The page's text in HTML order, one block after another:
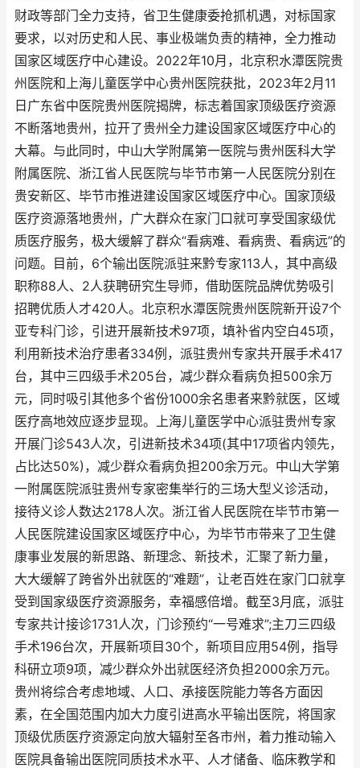
财政等部门全力支持，省卫生健康委抢抓机遇，对标国家
要求，以对历史和人民、事业极端负责的精神，全力推动
国家区域医疗中心建设。2022年10月，北京积水潭医院贵
州医院和上海儿童医学中心贵州医院获批，2023年2月11
日广东省中医院贵州医院揭牌，标志着国家顶级医疗资源
不断落地贵州，拉开了贵州全力建设国家区域医疗中心的
大幕。与此同时，中山大学附属第一医院与贵州医科大学
附属医院、浙江省人民医院与毕节市第一人民医院分别在
贵安新区、毕节市推进建设国家区域医疗中心。国家顶级
医疗资源落地贵州，广大群众在家门口就可享受国家级优
质医疗服务，极大缓解了群众“看病难、看病贵、看病远”的
问题。目前，6个输出医院派驻来黔专家113人，其中高级
职称88人、2人获聘研究生导师，借助医院品牌优势吸引
招聘优质人才420人。北京积水潭医院贵州医院新开设7个
亚专科门诊，引进开展新技术97项，填补省内空白45项，
利用新技术治疗患者334例，派驻贵州专家共开展手术417
台，其中三四级手术205台，减少群众看病负担500余万
元，同时吸引其他多个省份1000余名患者来黔就医，区域
医疗高地效应逐步显现。上海儿童医学中心派驻贵州专家
开展门诊543人次，引进新技术34项(其中17项省内领先，
占比达50%)，减少群众看病负担200余万元。中山大学第
一附属医院派驻贵州专家密集举行的三场大型义诊活动，
接待义诊人数达2178人次。浙江省人民医院在毕节市第一
人民医院建设国家区域医疗中心，为毕节市带来了卫生健
康事业发展的新思路、新理念、新技术，汇聚了新力量，
大大缓解了跨省外出就医的“难题”，让老百姓在家门口就享
受到国家级医疗资源服务，幸福感倍增。截至3月底，派驻
专家共计接诊1731人次，门诊预约“一号难求”;主刀三四级
手术196台次，开展新项目30个，新项目应用54例，指导
科研立项9项，减少群众外出就医经济负担2000余万元。
贵州将综合考虑地域、人口、承接医院能力等各方面因
素，在全国范围内加大力度引进高水平输出医院，将国家
顶级优质医疗资源定向放大辐射至各市州，着力推动输入
医院具备输出医院同质技术水平、人才储备、临床教学和